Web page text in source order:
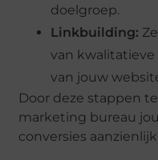
doelgroep.
Linkbuilding:
van
van jouw
Door deze stappen
marketing bureau
conversies